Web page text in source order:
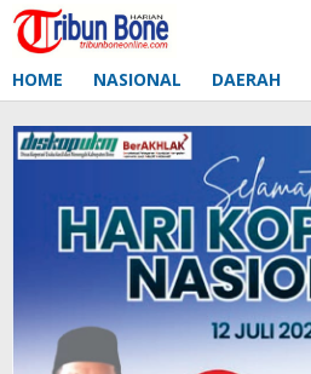
Lewati
ke
HOME NASIONAL DAERAH